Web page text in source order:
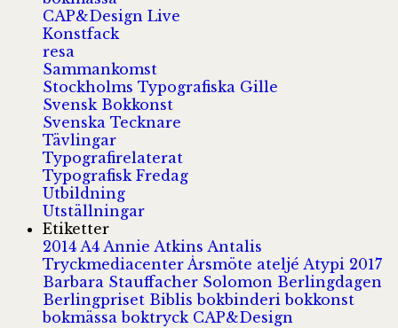
CAP&Design Live
Konstfack
resa
Sammankomst
Stockholms Typografiska Gille
Svensk Bokkonst
Svenska Tecknare
Tävlingar
Typografirelaterat
Typografisk Fredag
Utbildning
Utställningar
Etiketter
2014 A4 Annie Atkins Antalis
Tryckmediacenter Årsmöte ateljé Atypi 2017
Barbara Stauffacher Solomon Berlingdagen
Berlingpriset Biblisbokbinderibokkonst
bokmässaboktryck CAP&Design